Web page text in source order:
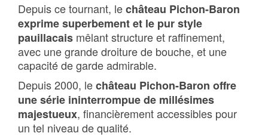
Depuis ce tournant, lechâteau Pichon-Baron
exprime superbement et le pur style
pauillacais mêlant structure et raffinement,
avec une grande droiture de bouche, et une
capacité de garde admirable.
Depuis 2000, lechâteau Pichon-Baron offre
une série ininterrompue de millésimes
majestueux, financièrement accessibles pour
un tel niveau de qualité.